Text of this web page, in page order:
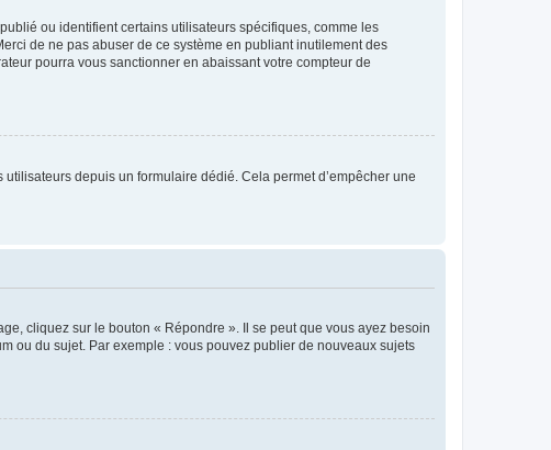
ou identifient certains utilisateurs spécifiques, comme les
de ne pas abuser de ce système en publiant inutilement des
pourra vous sanctionner en abaissant votre compteur de
depuis un formulaire dédié. Cela permet d’empêcher une
cliquez sur le bouton « Répondre ». Il se peut que vous ayez besoin
ou du sujet. Par exemple : vous pouvez publier de nouveaux sujets